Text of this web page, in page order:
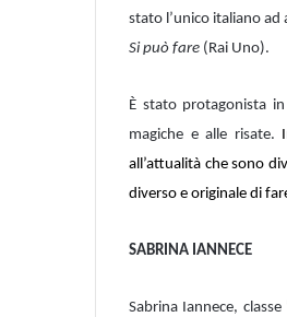
stato l’unico italiano ad
Si può fare (Rai Uno).
È stato protagonista
magiche e alle risate.
all’attualità che sono
diverso e originale di
SABRINA IANNECE
Sabrina Iannece,